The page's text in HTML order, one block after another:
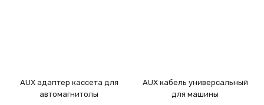
AUX адаптер кассета для
автомагнитолы
AUX кабель универсальный
для машины